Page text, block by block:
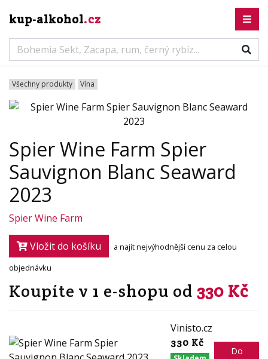
kup-alkohol.cz
Všechny produkty Vína
Spier Wine Farm Spier
Sauvignon Blanc Seaward
2023
Spier Wine Farm
Vložit do košíku
a najít nejvýhodnější cenu za celou
objednávku
Koupíte v 1 e-shopu od 330 Kč
Vinisto.cz
330 Kč
Do